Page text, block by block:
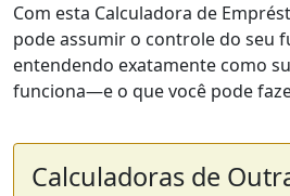
Com esta Calculadora de
pode assumir o controle do seu
entendendo exatamente como
funciona—e o que você pode
Calculadoras de